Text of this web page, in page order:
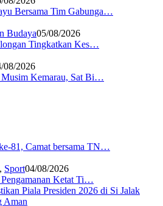
Bersama Tim Gabunga…
Budaya05/08/2026
Tingkatkan Kes…
08/2026
Musim Kemarau, Sat Bi…
81, Camat bersama TN…
, Sport04/08/2026
Pengamanan Ketat Ti…